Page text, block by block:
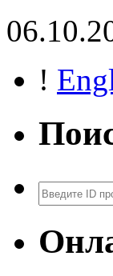
!
Поиск